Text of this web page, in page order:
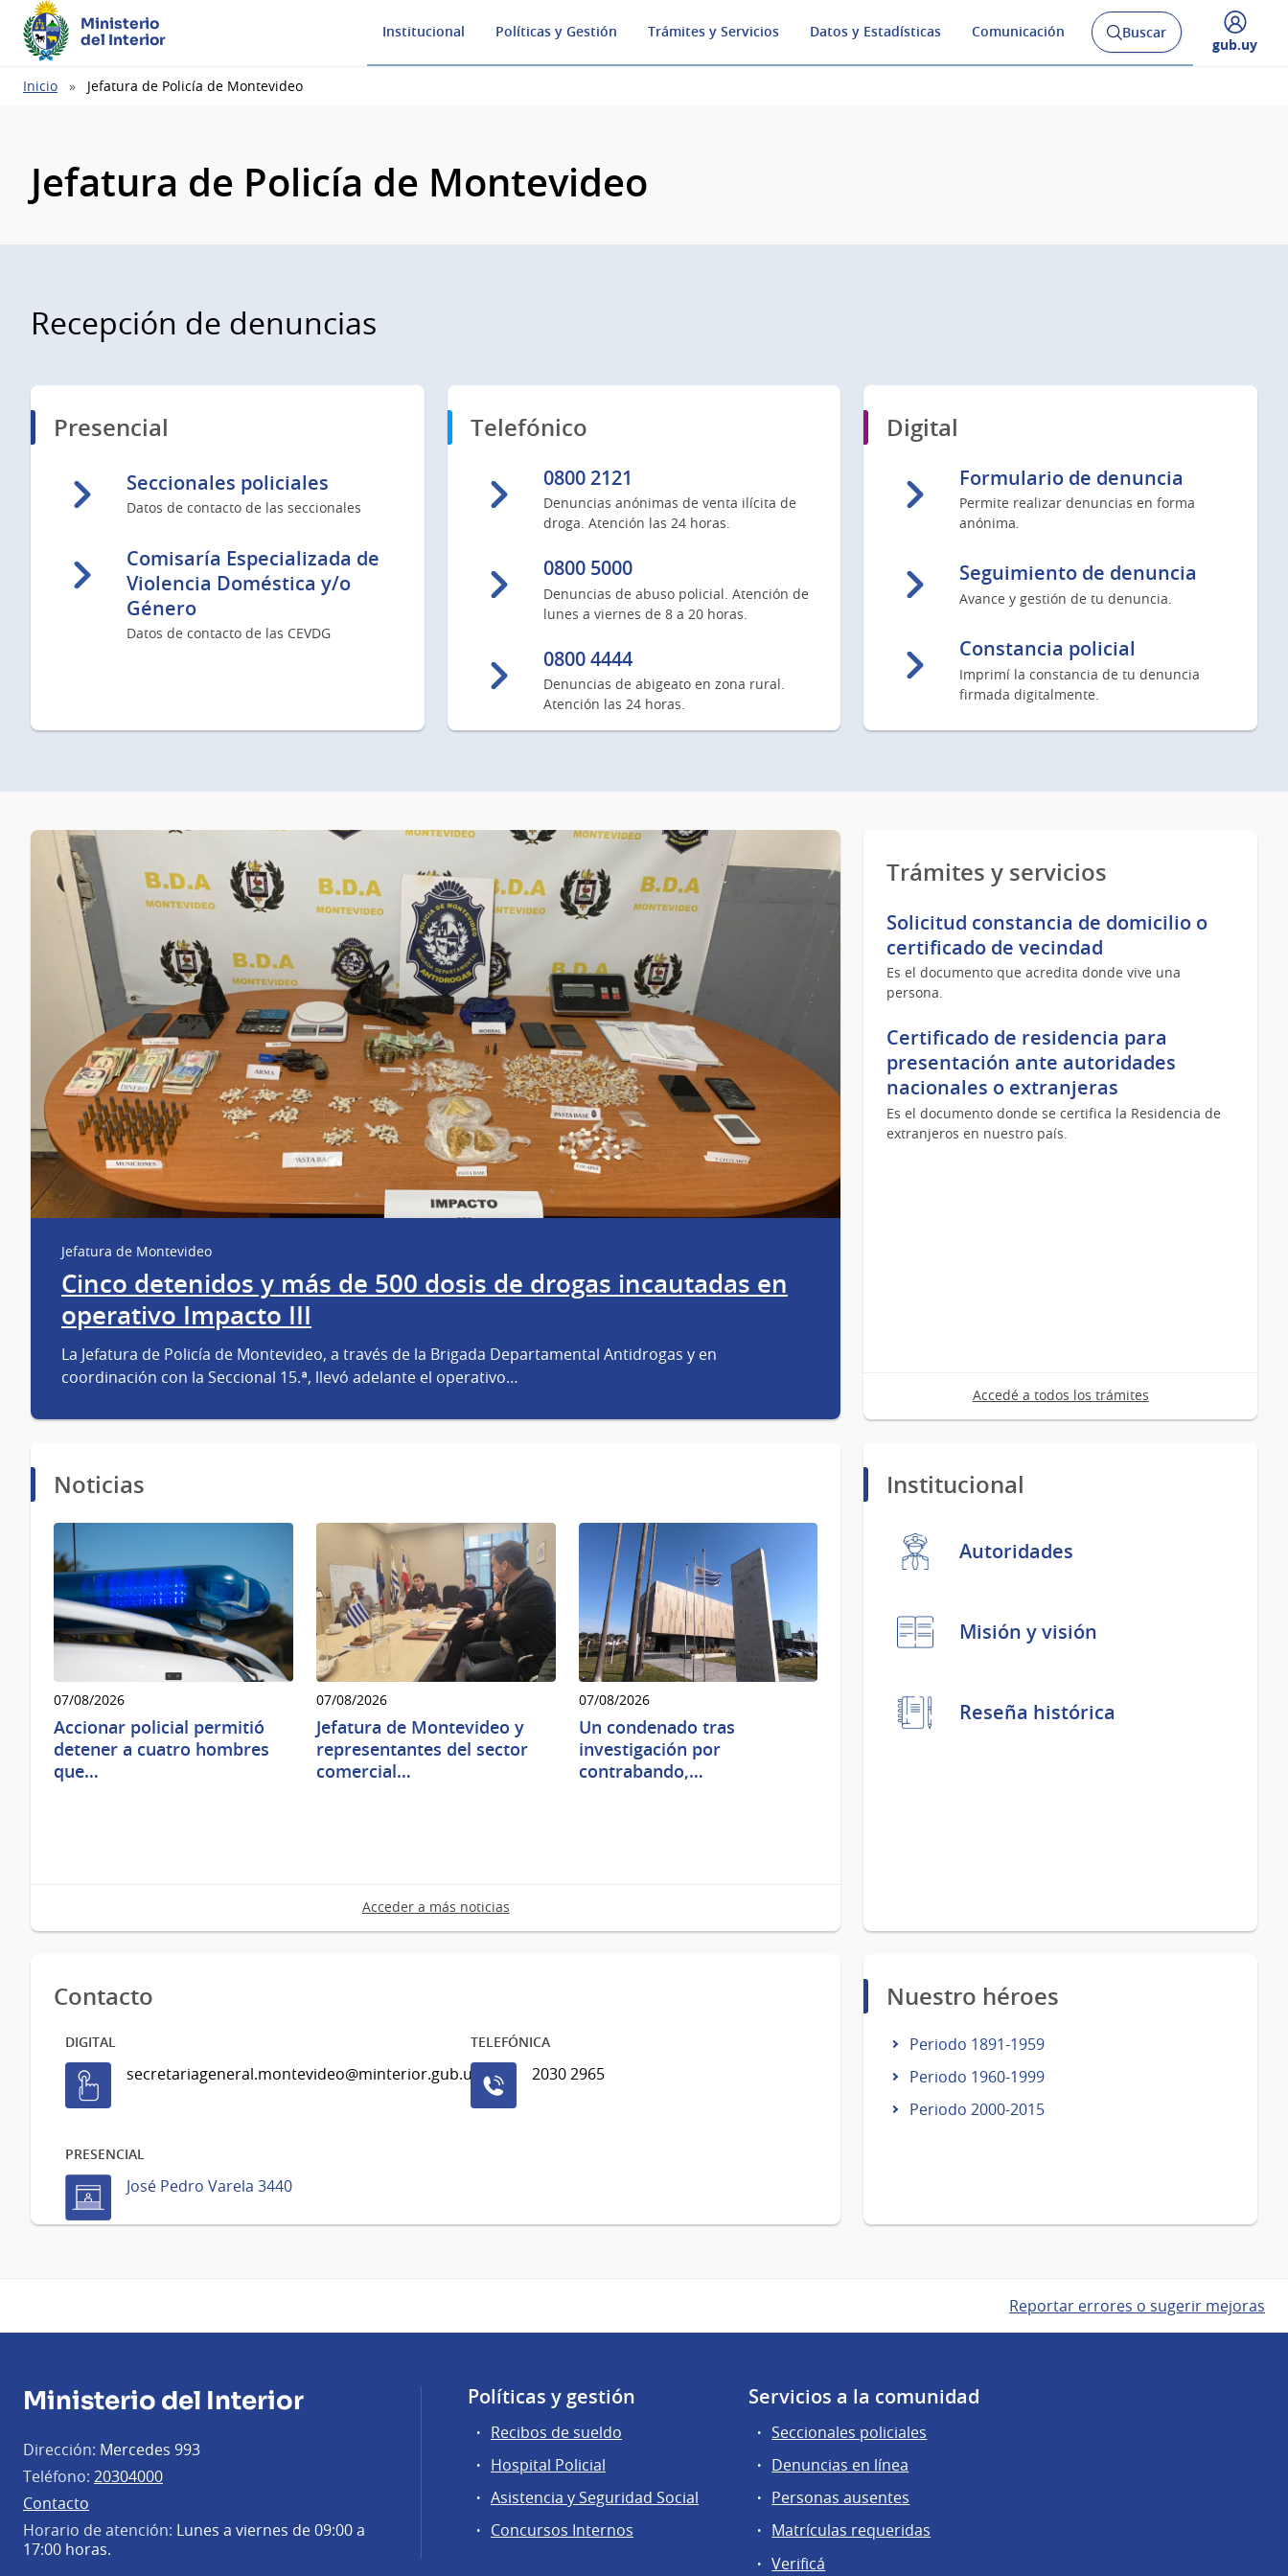
Ministerio
del Interior
Institucional Políticas y Gestión Trámites y Servicios Datos y Estadísticas Comunicación
Abrir
buscador
Buscar
Desplegar
gub.uy
Ruta
Inicio Jefatura de Policía de Montevideo
Jefatura de Policía de Montevideo
Recepción de denuncias
Presencial
Seccionales policiales
Datos de contacto de las seccionales
Comisaría Especializada de
Violencia Doméstica y/o
Género
Datos de contacto de las CEVDG
Telefónico
0800 2121
Denuncias anónimas de venta ilícita de
droga. Atención las 24 horas.
0800 5000
Denuncias de abuso policial. Atención de
lunes a viernes de 8 a 20 horas.
0800 4444
Denuncias de abigeato en zona rural.
Atención las 24 horas.
Digital
Formulario de denuncia
Permite realizar denuncias en forma
anónima.
Seguimiento de denuncia
Avance y gestión de tu denuncia.
Constancia policial
Imprimí la constancia de tu denuncia
firmada digitalmente.
Jefatura de Montevideo
Cinco detenidos y más de 500 dosis de drogas incautadas en
operativo Impacto III
La Jefatura de Policía de Montevideo, a través de la Brigada Departamental Antidrogas y en
coordinación con la Seccional 15.ª, llevó adelante el operativo…
Trámites y servicios
Solicitud constancia de domicilio o
certificado de vecindad
Es el documento que acredita donde vive una
persona.
Certificado de residencia para
presentación ante autoridades
nacionales o extranjeras
Es el documento donde se certifica la Residencia de
extranjeros en nuestro país.
Accedé a todos los trámites
Noticias
07/08/2026
Accionar policial permitió
detener a cuatro hombres
que…
07/08/2026
Jefatura de Montevideo y
representantes del sector
comercial…
07/08/2026
Un condenado tras
investigación por
contrabando,…
Acceder a más noticias
Institucional
Autoridades
Misión y visión
Reseña histórica
Contacto
DIGITAL
secretariageneral.montevideo@minterior.gub.uy
TELEFÓNICA
2030 2965
PRESENCIAL
José Pedro Varela 3440
Nuestro héroes
Periodo 1891-1959
Periodo 1960-1999
Periodo 2000-2015
Reportar errores o sugerir mejoras
Ministerio del Interior
Dirección: Mercedes 993
Teléfono: 20304000
Contacto
Horario de atención: Lunes a viernes de 09:00 a
17:00 horas.
Políticas y gestión
Recibos de sueldo
Hospital Policial
Asistencia y Seguridad Social
Concursos Internos
Servicios a la comunidad
Seccionales policiales
Denuncias en línea
Personas ausentes
Matrículas requeridas
Verificá